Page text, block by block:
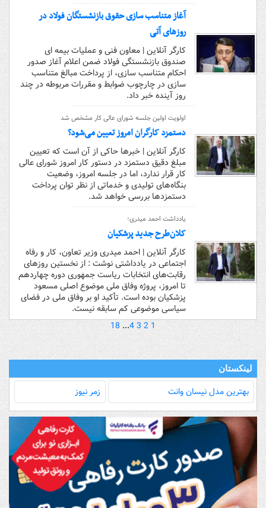
آغاز متناسب سازی حقوق بازنشستگان فولاد در
روزهای آتی
کارگر آنلاین | معاون فنی و عملیات بیمه ای
صندوق بازنشستگی فولاد ضمن اعلام آغاز صدور
احکام متناسب سازی، از پرداخت مبالغ متناسب
سازی در چارچوب ضوابط و مقررات مربوطه در چند
روز آینده خبر داد.
اولویت اولین جلسه شورای عالی کار مشخص شد
دستمزد کارگران امروز تعیین می‌شود؟
کارگر آنلاین | خبرها حاکی از آن است که تعیین
مبلغ دقیق دستمزد در دستور کار امروز شورای عالی
کار قرار ندارد، اما در جلسه امروز، وضعیت
بنگاه‌های تولیدی و خدماتی از نظر توان پرداخت
دستمزدها بررسی خواهد شد.
یادداشت احمد میدری؛
کلان‌طرح جدید پزشکیان
کارگر آنلاین | احمد میدری وزیر تعاون، کار و رفاه
اجتماعی در یادداشتی نوشت : از نخستین روزهای
رقابت‌های انتخابات ریاست جمهوری دوره چهاردهم
تا امروز، پروژه وفاق ملی موضوع اصلی مسعود
پزشکیان بوده است. تأکید او بر وفاق ملی در فضای
سیاسی موضوعی کم سابقه نیست.
1
2
3
4
...
18
لینکستان
بهترین مدل‌ نیسان وانت زمر نیوز